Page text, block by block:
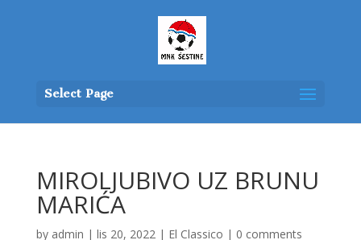
Select Page
MIROLJUBIVO UZ BRUNU
MARIĆA
by admin | lis 20, 2022| El Classico | 0 comments